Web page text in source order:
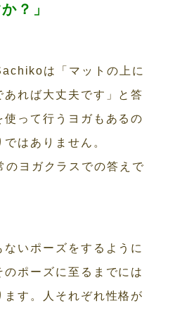
？」
は「マットの上に
あれば大丈夫です」と答
って行うヨガもあるの
はありません。
ヨガクラスでの答えで
いポーズをするように
ポーズに至るまでには
す。人それぞれ性格が